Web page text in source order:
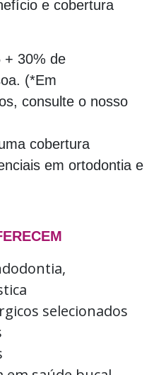
e cobertura
+ 30% de
(*Em
consulte o nosso
cobertura
em ortodontia e
selecionados